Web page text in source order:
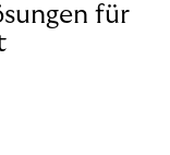
für